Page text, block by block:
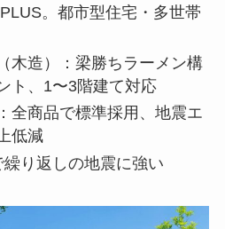
。都市型住宅・多世帯
木造）：梁勝ちラーメン構
ト、1〜3階建て対応
全商品で標準採用、地震エ
低減
り返しの地震に強い